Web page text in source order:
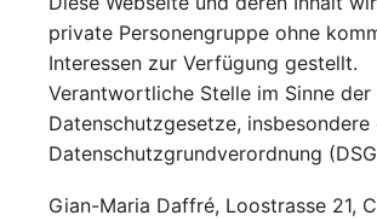
private Personengruppe ohne
Interessen zur Verfügung gestellt.
Verantwortliche Stelle im Sinne der
Datenschutzgesetze, insbesondere
Datenschutzgrundverordnung
Gian-Maria Daffré, Loostrasse 21,